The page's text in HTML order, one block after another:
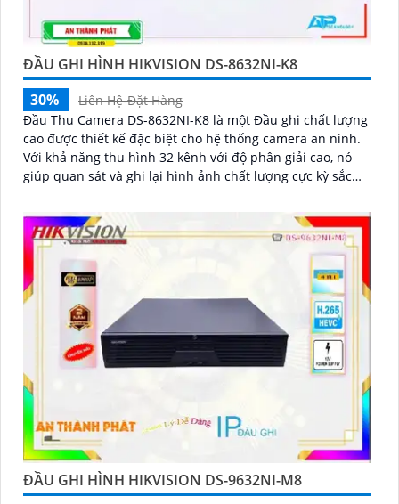
ĐẦU GHI HÌNH HIKVISION DS-8632NI-K8
30%
Liên Hệ-Đặt Hàng
Đầu Thu Camera DS-8632NI-K8 là một Đầu ghi chất lượng
cao được thiết kế đặc biệt cho hệ thống camera an ninh.
Với khả năng thu hình 32 kênh với độ phân giải cao, nó
giúp quan sát và ghi lại hình ảnh chất lượng cực kỳ sắc
ĐẦU GHI HÌNH HIKVISION DS-9632NI-M8